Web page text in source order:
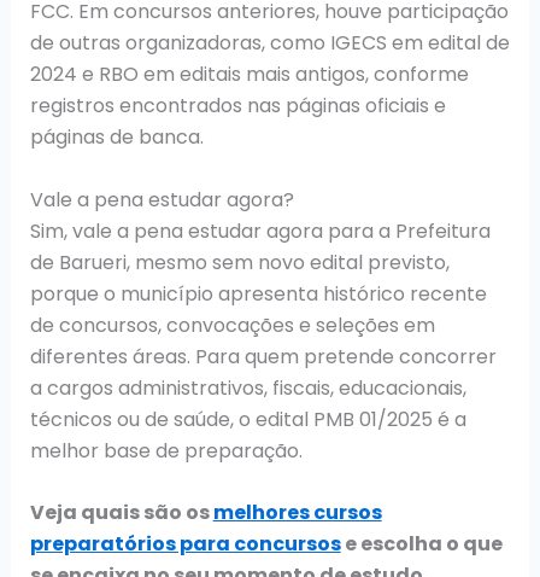
FCC. Em concursos anteriores, houve participação
de outras organizadoras, como IGECS em edital de
2024 e RBO em editais mais antigos, conforme
registros encontrados nas páginas oficiais e
páginas de banca.
Vale a pena estudar agora?
Sim, vale a pena estudar agora para a Prefeitura
de Barueri, mesmo sem novo edital previsto,
porque o município apresenta histórico recente
de concursos, convocações e seleções em
diferentes áreas. Para quem pretende concorrer
a cargos administrativos, fiscais, educacionais,
técnicos ou de saúde, o edital PMB 01/2025 é a
melhor base de preparação.
Veja quais são osmelhores cursos
preparatórios para concursose escolha o que